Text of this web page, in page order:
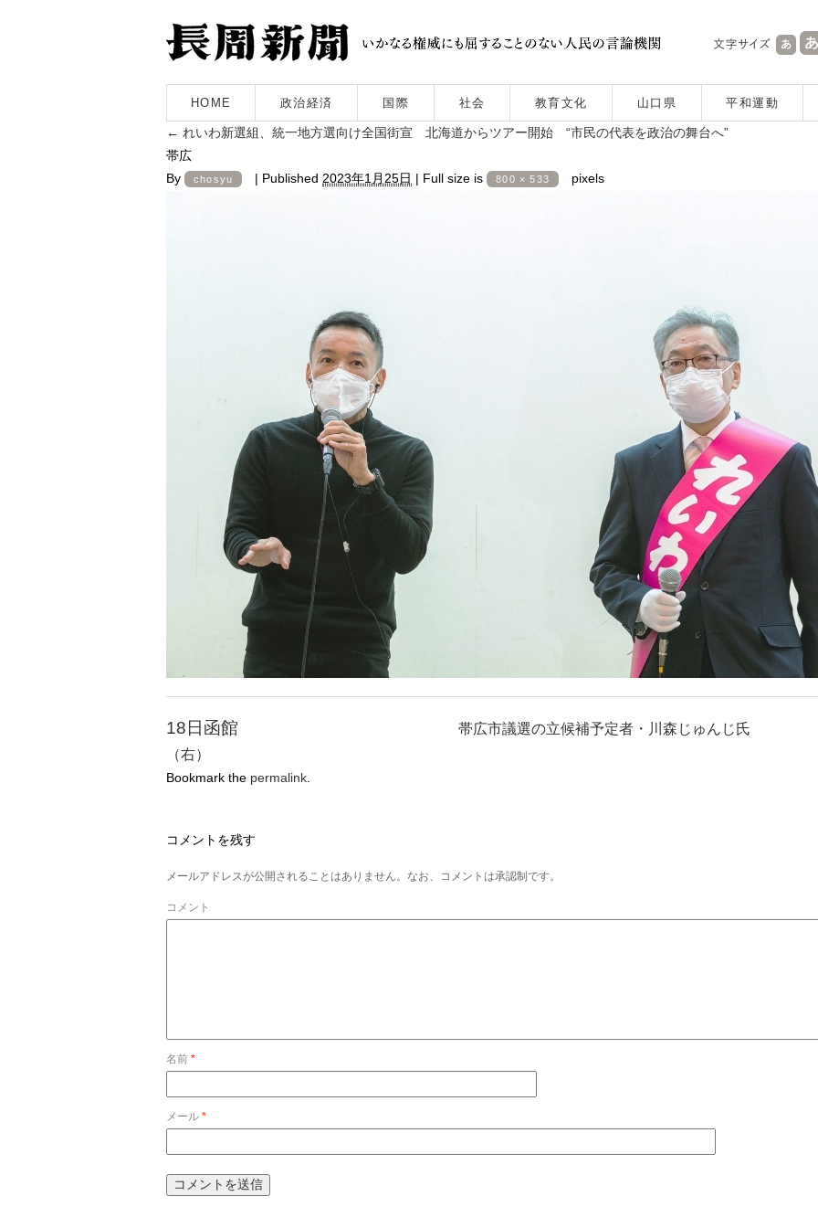
HOME 政治経済 国際 社会 教育文化 山口県 平和運動
← れいわ新選組、統一地方選向け全国街宣 北海道からツアー開始 “市民の代表を政治の舞台へ”
帯広
By
chosyu | Published 2023年1月25日 | Full size is 800 × 533 pixels
18日函館
帯広市議選の立候補予定者・川森じゅんじ氏
（右）
Bookmark the permalink
コメントを残す
メールアドレスが公開されることはありません。なお、コメントは承認制です。
コメント
名前 *
メール *